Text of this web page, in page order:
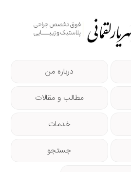
درباره من
مطالب و مقالات
خدمات
جستجو